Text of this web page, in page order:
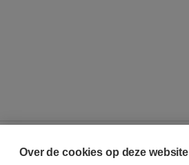
Over de cookies op deze website